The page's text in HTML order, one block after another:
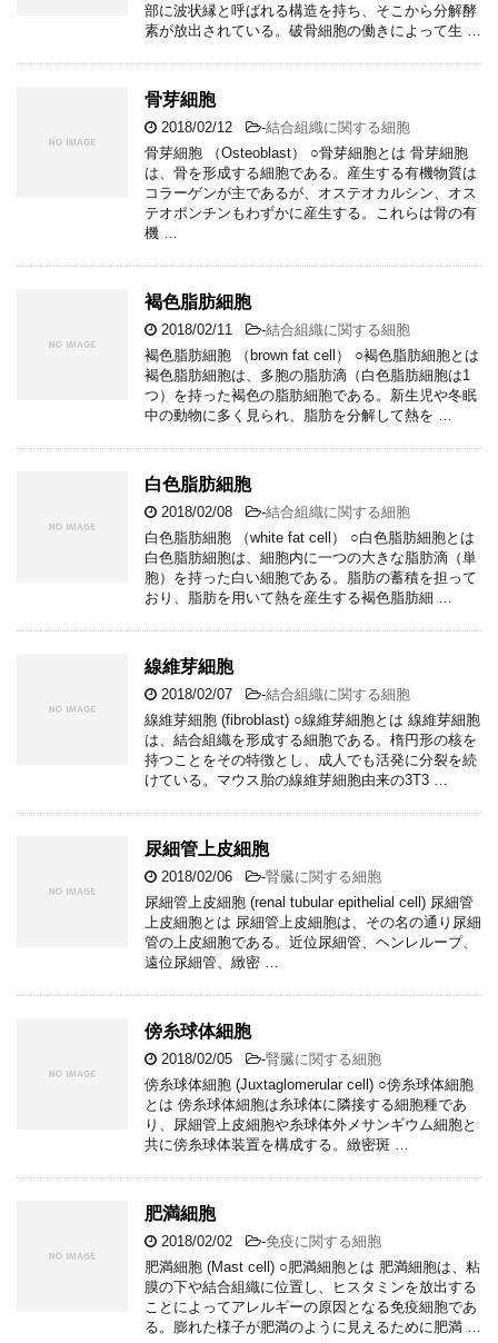
部に波状縁と呼ばれる構造を持ち、そこから分解酵
素が放出されている。破骨細胞の働きによって生 …
骨芽細胞
2018/02/12 -結合組織に関する細胞
骨芽細胞 （Osteoblast） ○骨芽細胞とは 骨芽細胞
は、骨を形成する細胞である。産生する有機物質は
コラーゲンが主であるが、オステオカルシン、オス
テオポンチンもわずかに産生する。これらは骨の有
機 …
褐色脂肪細胞
2018/02/11 -結合組織に関する細胞
褐色脂肪細胞 （brown fat cell） ○褐色脂肪細胞とは
褐色脂肪細胞は、多胞の脂肪滴（白色脂肪細胞は1
つ）を持った褐色の脂肪細胞である。新生児や冬眠
中の動物に多く見られ、脂肪を分解して熱を …
白色脂肪細胞
2018/02/08 -結合組織に関する細胞
白色脂肪細胞 （white fat cell） ○白色脂肪細胞とは
白色脂肪細胞は、細胞内に一つの大きな脂肪滴（単
胞）を持った白い細胞である。脂肪の蓄積を担って
おり、脂肪を用いて熱を産生する褐色脂肪細 …
線維芽細胞
2018/02/07 -結合組織に関する細胞
線維芽細胞 (fibroblast) ○線維芽細胞とは 線維芽細胞
は、結合組織を形成する細胞である。楕円形の核を
持つことをその特徴とし、成人でも活発に分裂を続
けている。マウス胎の線維芽細胞由来の3T3 …
尿細管上皮細胞
2018/02/06 -腎臓に関する細胞
尿細管上皮細胞 (renal tubular epithelial cell) 尿細管
上皮細胞とは 尿細管上皮細胞は、その名の通り尿細
管の上皮細胞である。近位尿細管、ヘンレループ、
遠位尿細管、緻密 …
傍糸球体細胞
2018/02/05 -腎臓に関する細胞
傍糸球体細胞 (Juxtaglomerular cell) ○傍糸球体細胞
とは 傍糸球体細胞は糸球体に隣接する細胞種であ
り、尿細管上皮細胞や糸球体外メサンギウム細胞と
共に傍糸球体装置を構成する。緻密斑 …
肥満細胞
2018/02/02 -免疫に関する細胞
肥満細胞 (Mast cell) ○肥満細胞とは 肥満細胞は、粘
膜の下や結合組織に位置し、ヒスタミンを放出する
ことによってアレルギーの原因となる免疫細胞であ
る。膨れた様子が肥満のように見えるために肥満 …